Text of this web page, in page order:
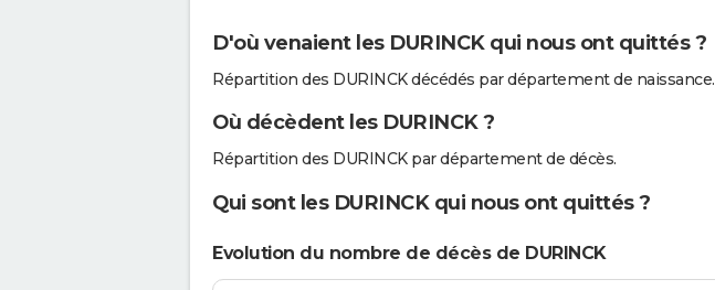
D'où venaient les DURINCK qui nous ont quittés ?
Répartition des DURINCK décédés par département de naissance.
Où décèdent les DURINCK ?
Répartition des DURINCK par département de décès.
Qui sont les DURINCK qui nous ont quittés ?
Evolution du nombre de décès de DURINCK